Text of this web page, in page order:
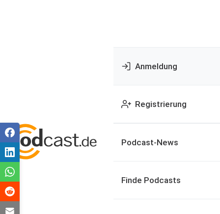
Anmeldung
Registrierung
Podcast-News
Finde Podcasts